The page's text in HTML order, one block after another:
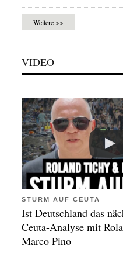
Weitere >>
VIDEO
STURM AUF CEUTA
Ist Deutschland das
Ceuta-Analyse mit
Marco Pino